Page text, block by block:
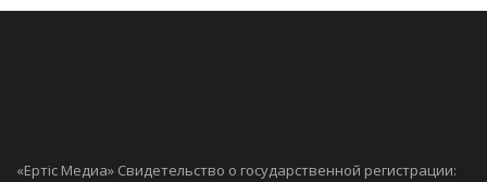
«Ертiс Медиа» Свидетельство о государственной регистрации: